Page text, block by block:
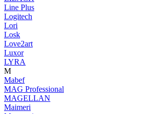
Line Plus
Logitech
Lori
Losk
Love2art
Luxor
LYRA
M
Mabef
MAG Professional
MAGELLAN
Maimeri